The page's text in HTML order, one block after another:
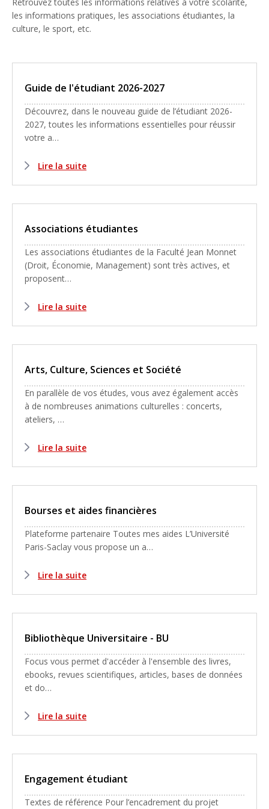
les informations pratiques, les associations étudiantes, la
culture, le sport, etc.
Guide de l'étudiant 2026-2027
Découvrez, dans le nouveau guide de l’étudiant 2026-
2027, toutes les informations essentielles pour réussir
votre a…
Lire la suite
Associations étudiantes
Les associations étudiantes de la Faculté Jean Monnet
(Droit, Économie, Management) sont très actives, et
proposent…
Lire la suite
Arts, Culture, Sciences et Société
En parallèle de vos études, vous avez également accès
à de nombreuses animations culturelles : concerts,
ateliers, …
Lire la suite
Bourses et aides financières
Plateforme partenaire Toutes mes aides L’Université
Paris-Saclay vous propose un a…
Lire la suite
Bibliothèque Universitaire - BU
Focus vous permet d'accéder à l'ensemble des livres,
ebooks, revues scientifiques, articles, bases de données
et do…
Lire la suite
Engagement étudiant
Textes de référence Pour l’encadrement du projet